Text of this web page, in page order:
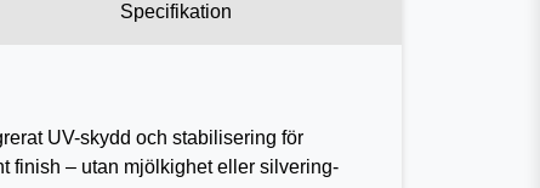
Specifikation
UV-skydd och stabilisering för
finish – utan mjölkighet eller silvering-